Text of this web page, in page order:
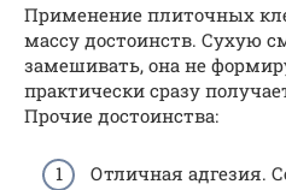
Применение плиточных
массу достоинств. Сухую
замешивать, она не
практически сразу
Прочие достоинства:
Отличная адгезия.